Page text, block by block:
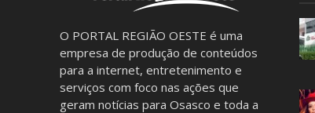
O PORTAL REGIÃO OESTE é uma
empresa de produção de conteúdos
para a internet, entretenimento e
serviços com foco nas ações que
geram notícias para Osasco e toda a